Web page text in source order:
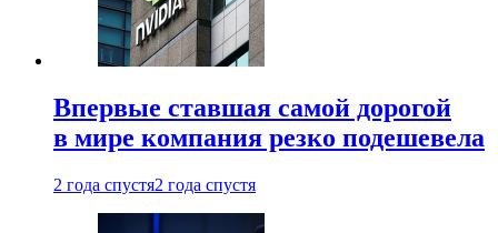
Впервые ставшая самой дорогой
в мире компания резко подешевела
2 года спустя2 года спустя